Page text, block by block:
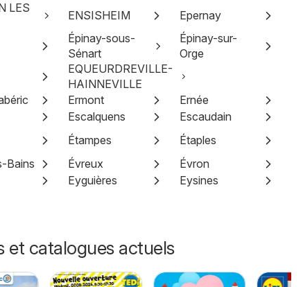
LES
ENSISHEIM Epernay
Épinay-sous-
Sénart
Épinay-sur-
Orge
EQUEURDREVILLE-
HAINNEVILLE
Ermont
Ernée
Escalquens
Escaudain
Étampes
Étaples
Bains Évreux
Évron
Eyguières
Eysines
et catalogues actuels